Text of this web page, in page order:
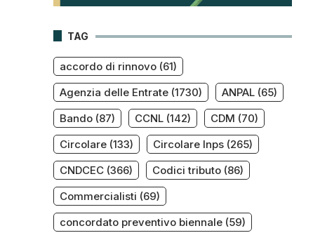
TAG
accordo di rinnovo(61)
Agenzia delle Entrate(1730) ANPAL(65)
Bando(87) CCNL(142) CDM (70)
Circolare(133) Circolare Inps(265)
CNDCEC(366) Codici tributo(86)
Commercialisti (69)
concordato preventivo biennale(59)